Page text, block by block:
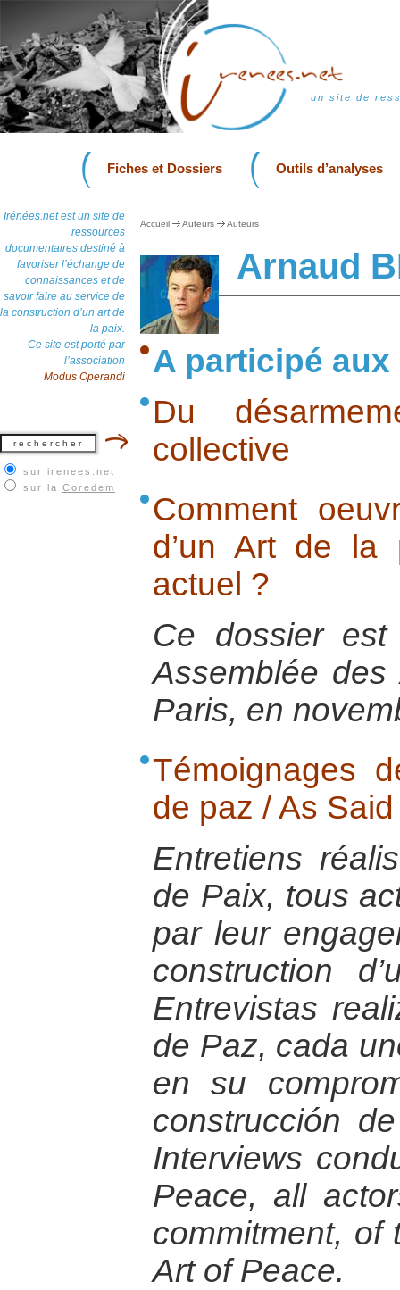
un site de
Fiches et Dossiers Outils d’analyses
Irénées.net est un site de
ressources
documentaires destiné à
favoriser l’échange de
connaissances et de
savoir faire au service de
la construction d’un art de
la paix.
Ce site est porté par
l’association
Modus Operandi
sur irenees.net
sur la Coredem
Accueil Auteurs Auteurs
Arnaud
A participé
Du
collective
Comment
d’un Art de la
actuel ?
Ce dossier
Assemblée
Paris, en
Témoignages
de paz / As
Entretiens
de Paix, tous
par leur
construction
Entrevistas
de Paz, cada
en su
construcción
Interviews
Peace, all
commitment, of
Art of Peace.